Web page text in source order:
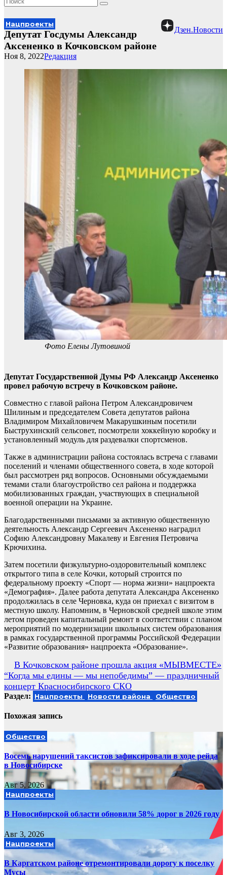
Дзен.Новости
Нацпроекты
Депутат Госдумы Александр
Аксененко в Кочковском районе
Редакция
Ноя 8, 2022
Фото Елены Лутовиной
Депутат Государственной Думы РФ Александр Аксененко
провел рабочую встречу в Кочковском районе.
Совместно с главой района Петром Александровичем
Шилиным и председателем Совета депутатов района
Владимиром Михайловичем Макарушкиным посетили
Быструхинский сельсовет, посмотрели хоккейную коробку и
установленный модуль для раздевалки спортсменов.
Также в администрации района состоялась встреча с главами
поселений и членами общественного совета, в ходе которой
был рассмотрен ряд вопросов. Основными обсуждаемыми
темами стали благоустройство сел района и поддержка
мобилизованных граждан, участвующих в специальной
военной операции на Украине.
Благодарственными письмами за активную общественную
деятельность Александр Сергеевич Аксененко наградил
Софию Александровну Макалеву и Евгения Петровича
Крючихина.
Затем посетили физкультурно-оздоровительный комплекс
открытого типа в селе Кочки, который строится по
федеральному проекту «Спорт — норма жизни» нацпроекта
«Демография». Далее работа депутата Александра Аксененко
продолжилась в селе Черновка, куда он приехал с визитом в
местную школу. Напомним, в Черновской средней школе этим
летом проведен капитальный ремонт в соответствии с планом
мероприятий по модернизации школьных систем образования
в рамках государственной программы Российской Федерации
«Развитие образования» нацпроекта «Образование».
Навигация
по
записям
В Кочковском районе прошла акция «МЫВМЕСТЕ»
“Когда мы едины — мы непобедимы” — праздничный
концерт Красносибирского СКО
Раздел: Нацпроекты Новости района Общество
Похожая запись
Общество
Восемь нарушений таксистов зафиксировали в ходе рейда
в Новосибирске
Авг 5, 2026
Нацпроекты
В Новосибирской области обновили 58% дорог в 2026 году
Авг 3, 2026
Нацпроекты
В Каргатском районе отремонтировали дорогу к поселку
Мусы